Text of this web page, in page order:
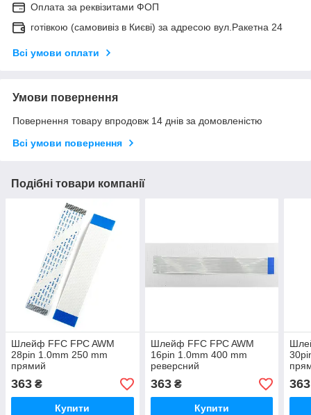
Оплата за реквізитами ФОП
готівкою (самовивіз в Києві) за адресою вул.Ракетна 24
Всі умови оплати
Умови повернення
Повернення товару впродовж 14 днів за домовленістю
Всі умови повернення
Подібні товари компанії
Шлейф FFC FPC AWM
28pin 1.0mm 250 mm
прямий
363 ₴
Купити
Шлейф FFC FPC AWM
16pin 1.0mm 400 mm
реверсний
363₴
Купити
363